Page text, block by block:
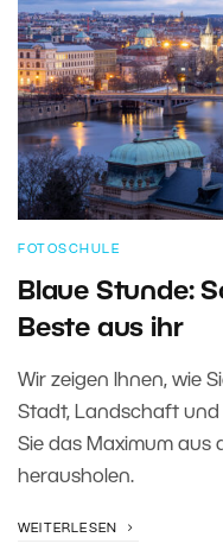
FOTOSCHULE
Blaue Stunde:
Beste aus ihr
Wir zeigen Ihnen, wie
Stadt, Landschaft
Sie das Maximum aus
herausholen.
WEITERLESEN